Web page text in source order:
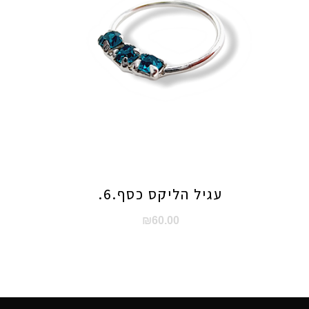
עגיל הליקס כסף.6.
₪60.00